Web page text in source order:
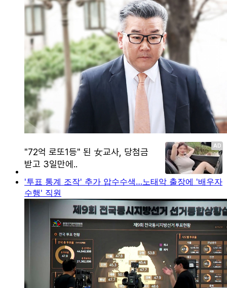
'투표 통계 조작' 추가 압수수색…노태악 출장에 '배우자
수행' 직원